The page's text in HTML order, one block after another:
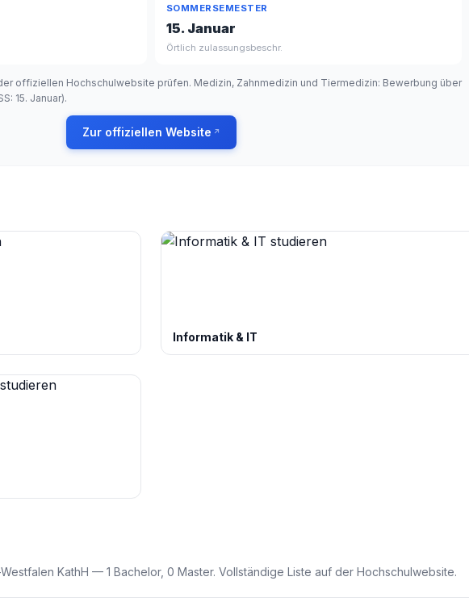
SOMMERSEMESTER
15. Januar
Örtlich zulassungsbeschr.
offiziellen Hochschulwebsite prüfen. Medizin, Zahnmedizin und Tiermedizin: Bewerbung über
15. Januar).
Zur offiziellen Website
Informatik & IT
KathH — 1 Bachelor, 0 Master. Vollständige Liste auf der Hochschulwebsite.